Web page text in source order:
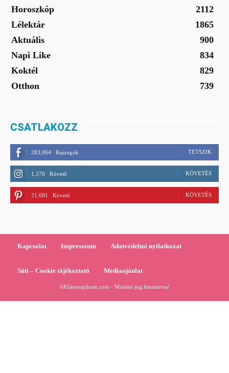
Horoszkóp
2112
Lélektár
1865
Aktuális
900
Napi Like
834
Koktél
829
Otthon
739
CSATLAKOZZ
283,064 Rajongók TETSZIK
1,570 Követő KÖVETÉS
21,681 Követő KÖVETÉS
Kapcsolat Impresszum Adatvédelmi nyilatkozat
Süti – Cookie tájékoztató Médiaajánlat
©Filantropikum.com - Minden jog fenntartva!